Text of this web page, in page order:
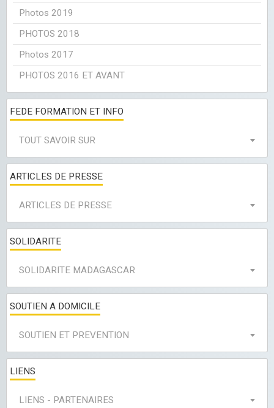
Photos 2019
PHOTOS 2018
Photos 2017
PHOTOS 2016 ET AVANT
FEDE FORMATION ET INFO
TOUT SAVOIR SUR
ARTICLES DE PRESSE
ARTICLES DE PRESSE
SOLIDARITE
SOLIDARITE MADAGASCAR
SOUTIEN A DOMICILE
SOUTIEN ET PREVENTION
LIENS
LIENS - PARTENAIRES